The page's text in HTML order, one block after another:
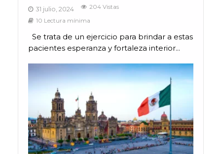
31 julio, 2024
204 Vistas
10 Lectura mínima
Se trata de un ejercicio para brindar a estas
pacientes esperanza y fortaleza interior...